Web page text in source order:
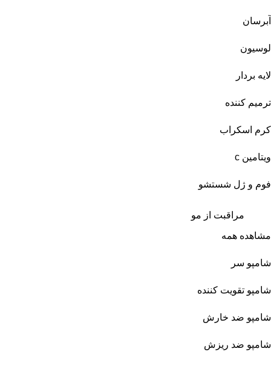
آبرسان
لوسیون
لایه بردار
ترمیم کننده
کرم اسکراب
ویتامین c
فوم و ژل شستشو
مراقبت از مو
مشاهده همه
شامپو سر
شامپو تقویت کننده
شامپو ضد خارش
شامپو ضد ریزش